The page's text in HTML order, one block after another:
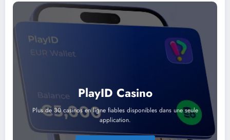
PlayID Casino
Plus de 30 casinos en ligne fiables disponibles dans une seule
application.